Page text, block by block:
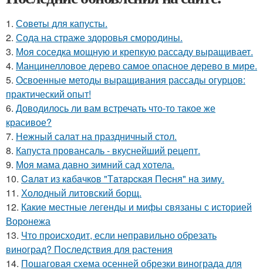
1. Советы для капусты.
2. Сода на страже здоровья смородины.
3. Моя соседка мощную и крепкую рассаду выращивает.
4. Манцинелловое дерево самое опасное дерево в мире.
5. Освоенные методы выращивания рассады огурцов:
практический опыт!
6. Доводилось ли вам встречать что-то такое же
красивое?
7. Нежный салат на праздничный стол.
8. Капуста провансаль - вкуснейший рецепт.
9. Моя мама давно зимний сад хотела.
10. Caлaт из кaбaчкoв "Тaтapcкaя Пecня" нa зиму.
11. Холодный литовский борщ.
12. Какие местные легенды и мифы связаны с историей
Воронежа
13. Что происходит, если неправильно обрезать
виноград? Последствия для растения
14. Пошаговая схема осенней обрезки винограда для